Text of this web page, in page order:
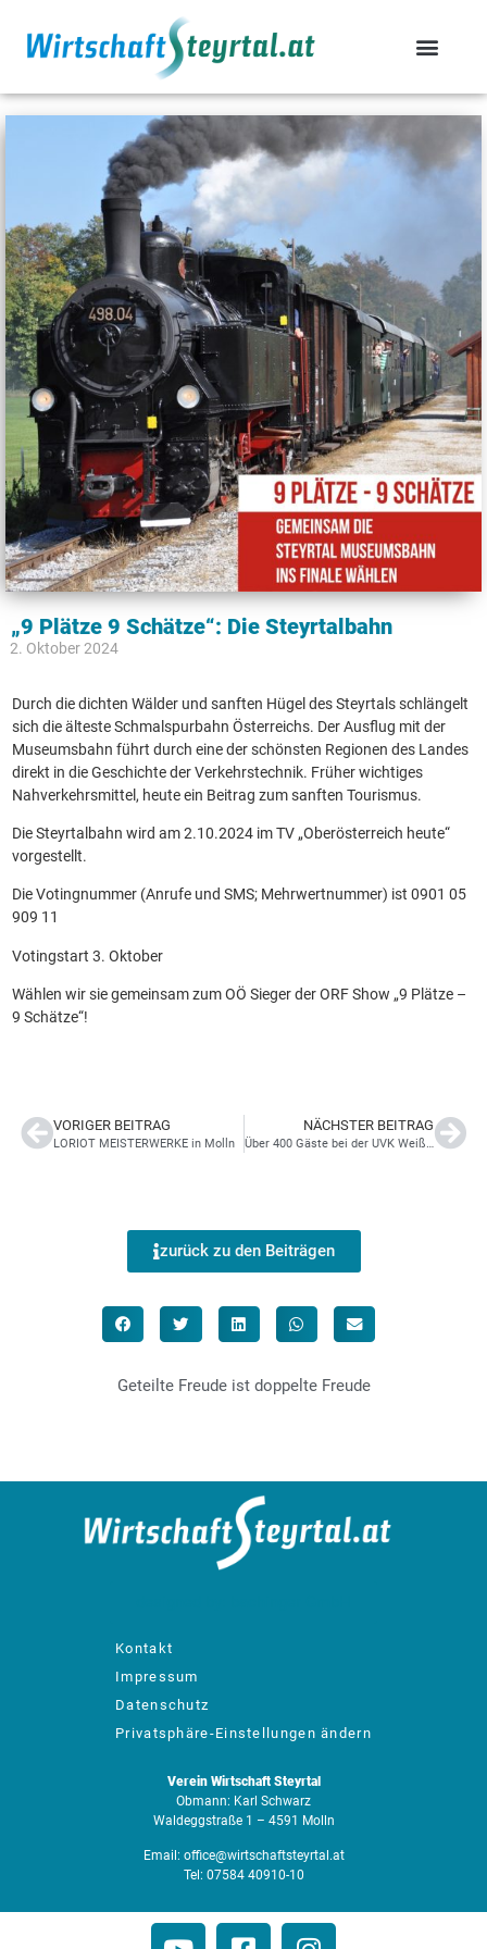
„9 Plätze 9 Schätze“: Die Steyrtalbahn
2. Oktober 2024
Durch die dichten Wälder und sanften Hügel des Steyrtals schlängelt
sich die älteste Schmalspurbahn Österreichs. Der Ausflug mit der
Museumsbahn führt durch eine der schönsten Regionen des Landes
direkt in die Geschichte der Verkehrstechnik. Früher wichtiges
Nahverkehrsmittel, heute ein Beitrag zum sanften Tourismus.
Die Steyrtalbahn wird am 2.10.2024 im TV „Oberösterreich heute“
vorgestellt.
Die Votingnummer (Anrufe und SMS; Mehrwertnummer) ist 0901 05
909 11
Votingstart 3. Oktober
Wählen wir sie gemeinsam zum OÖ Sieger der ORF Show „9 Plätze –
9 Schätze“!
VORIGER BEITRAG
LORIOT MEISTERWERKE in Molln
NÄCHSTER BEITRAG
Über 400 Gäste bei der UVK Weißwurstparty in Micheldorf
zurück zu den Beiträgen
Geteilte Freude ist doppelte Freude
Kontakt
Impressum
Datenschutz
Privatsphäre-Einstellungen ändern
Verein Wirtschaft Steyrtal
Obmann: Karl Schwarz
Waldeggstraße 1 – 4591 Molln
Email: office@wirtschaftsteyrtal.at
Tel: 07584 40910-10